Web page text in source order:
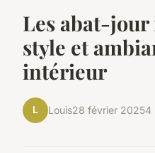
Les abat-
style et
intérieur
L Louis28 février 20254